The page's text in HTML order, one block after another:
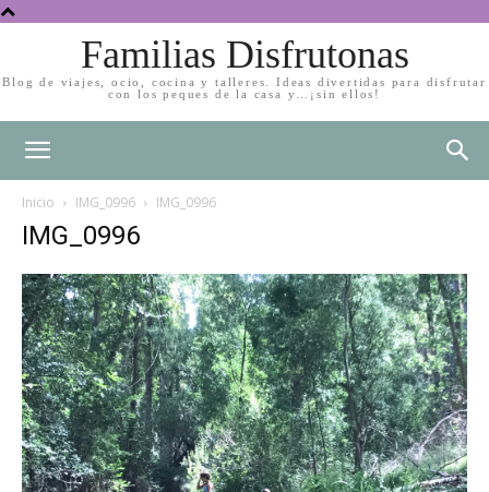
Familias Disfrutonas
Blog de viajes, ocio, cocina y talleres. Ideas divertidas para disfrutar
con los peques de la casa y…¡sin ellos!
Inicio IMG_0996 IMG_0996
IMG_0996